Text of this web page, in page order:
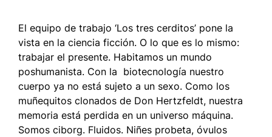
El equipo de trabajo ‘Los tres cerditos’ pone la
vista en la ciencia ficción. O lo que es lo mismo:
trabajar el presente. Habitamos un mundo
poshumanista. Con la biotecnología nuestro
cuerpo ya no está sujeto a un sexo. Como los
muñequitos clonados de Don Hertzfeldt, nuestra
memoria está perdida en un universo máquina.
Somos ciborg. Fluidos. Niñes probeta, óvulos